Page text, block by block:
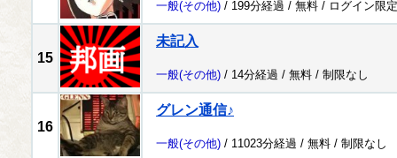
一般(その他) / 199分経過 / 無料 / ログイン限定
15
未記入
一般(その他) / 14分経過 / 無料 / 制限なし
16
グレン通信♪
一般(その他) / 11023分経過 / 無料 / 制限なし